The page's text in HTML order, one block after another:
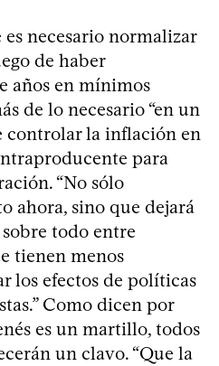
necesario normalizar
de haber
años en mínimos
de lo necesario “en un
controlar la inflación en
para
“No sólo
ahora, sino que dejará
todo entre
tienen menos
los efectos de políticas
Como dicen por
es un martillo, todos
un clavo. “Que la